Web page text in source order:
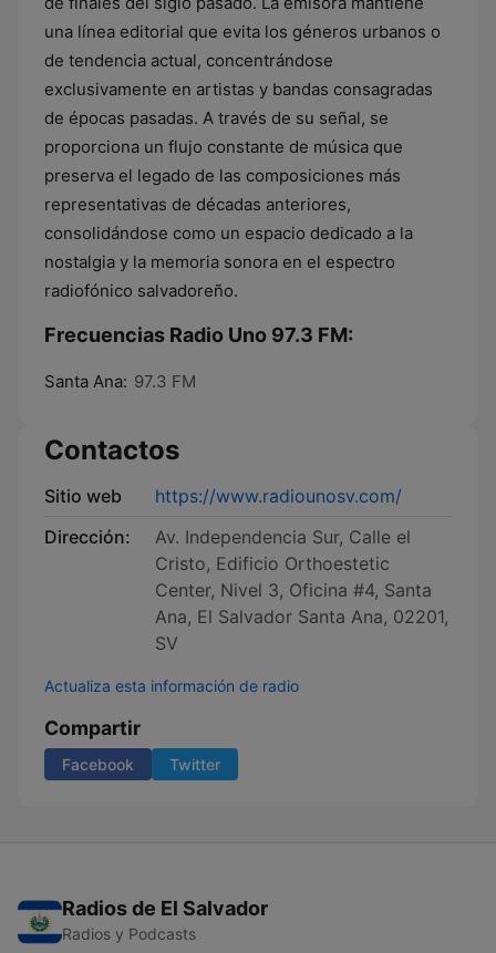
una línea editorial que evita los géneros urbanos o
de tendencia actual, concentrándose
exclusivamente en artistas y bandas consagradas
de épocas pasadas. A través de su señal, se
proporciona un flujo constante de música que
preserva el legado de las composiciones más
representativas de décadas anteriores,
consolidándose como un espacio dedicado a la
nostalgia y la memoria sonora en el espectro
radiofónico salvadoreño.
Frecuencias Radio Uno 97.3 FM:
Santa Ana: 97.3 FM
Contactos
Sitio web
https://www.radiounosv.com/
Dirección:
Av. Independencia Sur, Calle el
Cristo, Edificio Orthoestetic
Center, Nivel 3, Oficina #4, Santa
Ana, El Salvador Santa Ana, 02201,
SV
Actualiza esta información de radio
Compartir
Facebook Twitter
Radios de El Salvador
Radios y Podcasts